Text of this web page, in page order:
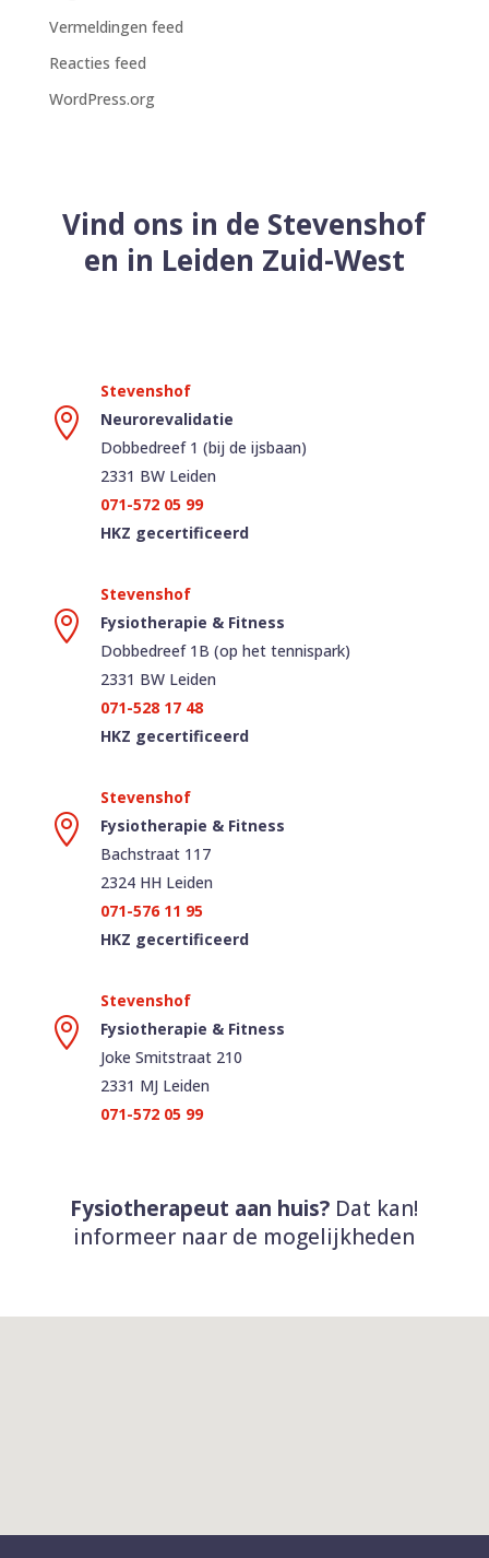
Vermeldingen feed
Reacties feed
WordPress.org
Vind ons in de Stevenshof
en in Leiden Zuid-West

Neurorevalidatie
Dobbedreef 1 (bij de ijsbaan)
2331 BW Leiden
071-572 05 99
HKZ gecertificeerd

Fysiotherapie & Fitness
Dobbedreef 1B (op het tennispark)
2331 BW Leiden
071-528 17 48
HKZ gecertificeerd

Fysiotherapie & Fitness
Bachstraat 117
2324 HH Leiden
071-576 11 95
HKZ gecertificeerd

Fysiotherapie & Fitness
Joke Smitstraat 210
2331 MJ Leiden
071-572 05 99
Fysiotherapeut aan huis? Dat kan!
informeer naar de mogelijkheden